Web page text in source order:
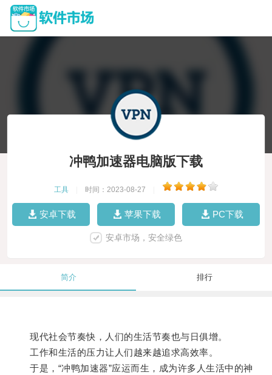
冲鸭加速器电脑版下载
工具 时间：2023-08-27
安卓下载 苹果下载 PC下载
安卓市场，安全绿色
简介 排行
现代社会节奏快，人们的生活节奏也与日俱增。
工作和生活的压力让人们越来越追求高效率。
于是，“冲鸭加速器”应运而生，成为许多人生活中的神